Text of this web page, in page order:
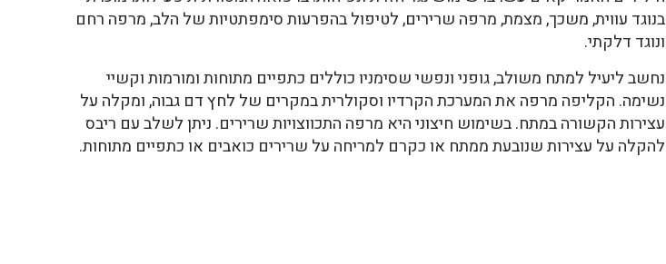
בנוגד עווית, משכך, מצמת, מרפה שרירים, לטיפול בהפרעות סימפתטיות של הלב, מרפה רחם
ונוגד דלקתי.
נחשב ליעיל למתח משולב, גופני ונפשי שסימניו כוללים כתפיים מתוחות ומורמות וקשיי
נשימה. הקליפה מרפה את המערכת הקרדיו וסקולרית במקרים של לחץ דם גבוה, ומקלה על
עצירות הקשורה במתח. בשימוש חיצוני היא מרפה התכווצויות שרירים. ניתן לשלב עם ריבס
להקלה על עצירות שנובעת ממתח או כקרם למריחה על שרירים כואבים או כתפיים מתוחות.